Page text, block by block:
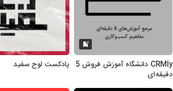
CRMly دانشگاه آموزش فروش 5
دقیقه‌ای
پادکست لوح سفید